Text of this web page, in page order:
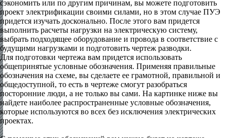
сэкономить или по другим причинам, вы можете подготовить
проект электрификации своими силами, но в этом случае ПУЭ
придется изучать досконально. После этого вам придется
выполнить расчеты нагрузки на электрическую систему,
выбрать подходящее оборудование и провода в соответствие с
будущими нагрузками и подготовить чертеж разводки.
Для подготовки чертежа вам придется использовать
общепринятые условные обозначения. Применяя правильные
обозначения на схеме, вы сделаете ее грамотной, правильной и
общедоступной, то есть в чертеже смогут разобраться
посторонние люди, а не только вы сами. На картинке ниже вы
найдете наиболее распространенные условные обозначения,
которые используются во всех без исключения электрических
проектах.